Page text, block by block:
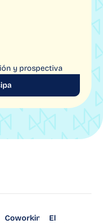
y prospectiva
Coworking
El